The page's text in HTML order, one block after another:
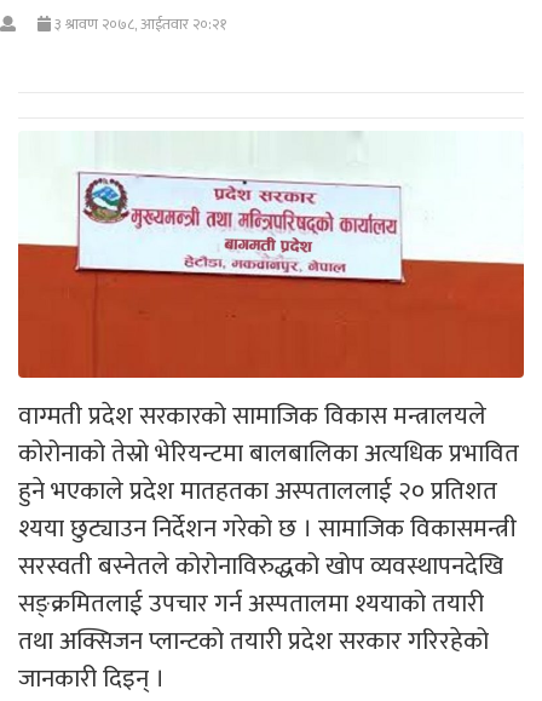
३ श्रावण २०७८, आईतवार २०:२१
वाग्मती प्रदेश सरकारको सामाजिक विकास मन्त्रालयले
कोरोनाको तेस्रो भेरियन्टमा बालबालिका अत्यधिक प्रभावित
हुने भएकाले प्रदेश मातहतका अस्पताललाई २० प्रतिशत
श्यया छुट्याउन निर्देशन गरेको छ । सामाजिक विकासमन्त्री
सरस्वती बस्नेतले कोरोनाविरुद्धको खोप व्यवस्थापनदेखि
सङ्क्रमितलाई उपचार गर्न अस्पतालमा श्ययाको तयारी
तथा अक्सिजन प्लान्टको तयारी प्रदेश सरकार गरिरहेको
जानकारी दिइन् ।